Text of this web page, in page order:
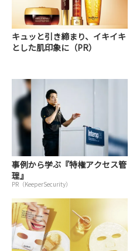
キュッと引き締まり、イキイキ
とした肌印象に（PR）
事例から学ぶ『特権アクセス管
理』
PR（KeeperSecurity）